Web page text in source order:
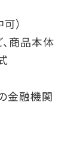
）
、商品本体
金融機関